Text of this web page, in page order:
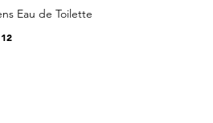
Eau de Toilette